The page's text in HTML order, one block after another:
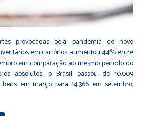
provocadas pela pandemia do novo
em cartórios aumentou 44% entre
em comparação ao mesmo período do
absolutos, o Brasil passou de 10.009
em março para 14.366 em setembro,